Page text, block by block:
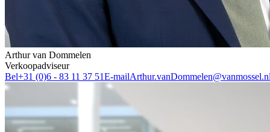
Arthur van Dommelen
Verkoopadviseur
Bel+31 (0)6 - 83 11 37 51E-mail